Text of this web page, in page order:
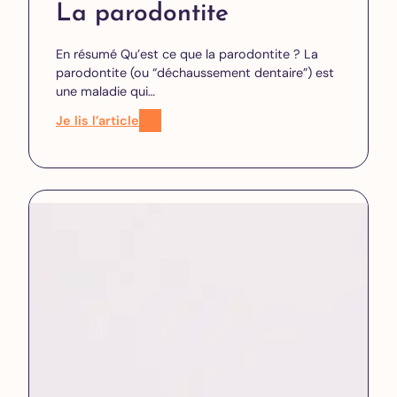
La parodontite
En résumé Qu’est ce que la parodontite ? La
parodontite (ou “déchaussement dentaire”) est
une maladie qui…
Je lis l’article